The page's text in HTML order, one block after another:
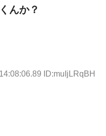
んか？
ID:muIjLRqBH